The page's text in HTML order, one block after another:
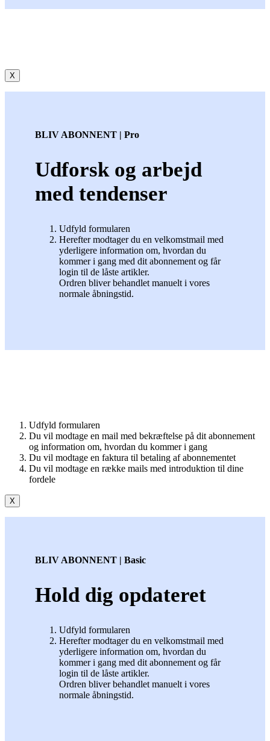
X
BLIV ABONNENT | Pro
Udforsk og arbejd
med tendenser
Udfyld formularen
Herefter modtager du en velkomstmail med
yderligere information om, hvordan du
kommer i gang med dit abonnement og får
login til de låste artikler.
Ordren bliver behandlet manuelt i vores
normale åbningstid.
Udfyld formularen
Du vil modtage en mail med bekræftelse på dit abonnement
og information om, hvordan du kommer i gang
Du vil modtage en faktura til betaling af abonnementet
Du vil modtage en række mails med introduktion til dine
fordele
X
BLIV ABONNENT | Basic
Hold dig opdateret
Udfyld formularen
Herefter modtager du en velkomstmail med
yderligere information om, hvordan du
kommer i gang med dit abonnement og får
login til de låste artikler.
Ordren bliver behandlet manuelt i vores
normale åbningstid.